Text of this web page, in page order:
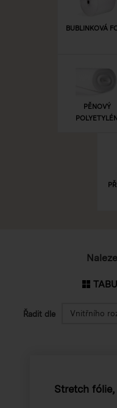
BUBLINKOVÁ
PĚNOVÝ
Řadit dle Vnitřního
Stretch